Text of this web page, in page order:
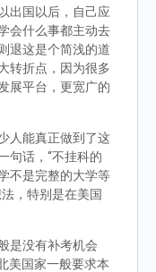
出国以后，自己应
会什么事都主动去
退这是个简浅的道
转折点，因为很多
展平台，更宽广的
人能真正做到了这
句话，“不挂科的
不是完整的大学等
，特别是在美国
是没有补考机会
美国家一般要求本